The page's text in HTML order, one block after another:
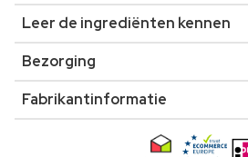
Leer de ingrediënten kennen
Bezorging
Fabrikantinformatie